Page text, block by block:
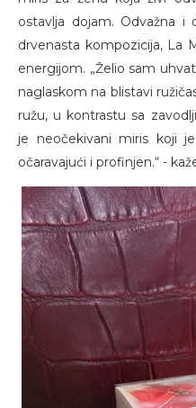
ostavlja dojam. Odvažna i
drvenasta kompozicija, La
energijom. „Želio sam
naglaskom na blistavi
ružu, u kontrastu sa
je neočekivani miris koji
očaravajući i profinjen.“ -